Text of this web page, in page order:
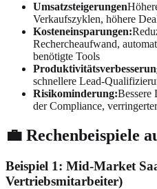
Umsatzsteigerungen
Verkaufszyklen, höhere
Kosteneinsparungen:
Rechercheaufwand,
benötigte Tools
schnellere Lead-
Risikominderung:Bessere
der Compliance,
💼 Rechenbeispiele
Beispiel 1: Mid-Market
Vertriebsmitarbeiter)